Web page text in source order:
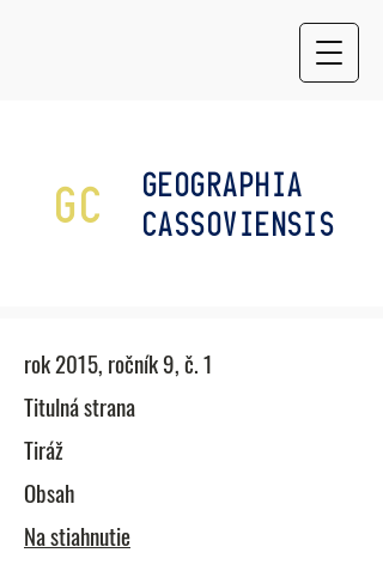
GC
GEOGRAPHIA
CASSOVIENSIS
rok 2015, ročník 9, č. 1
​Titulná strana
Tiráž
Obsah
Na stiahnutie